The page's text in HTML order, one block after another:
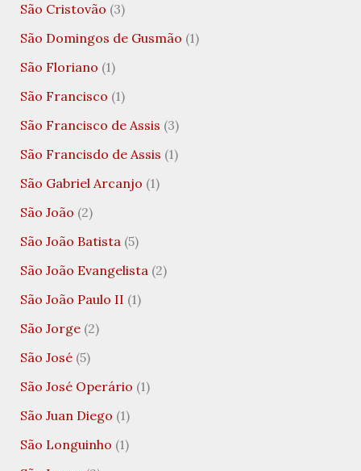
São Cristovão (3)
São Domingos de Gusmão (1)
São Floriano (1)
São Francisco (1)
São Francisco de Assis (3)
São Francisdo de Assis (1)
São Gabriel Arcanjo (1)
São João (2)
São João Batista(5)
São João Evangelista(2)
São João Paulo II (1)
São Jorge(2)
São José(5)
São José Operário (1)
São Juan Diego (1)
São Longuinho (1)